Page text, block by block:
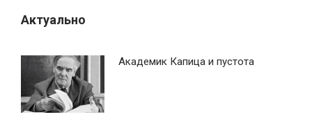
м
Актуально
Академик Капица и пустота